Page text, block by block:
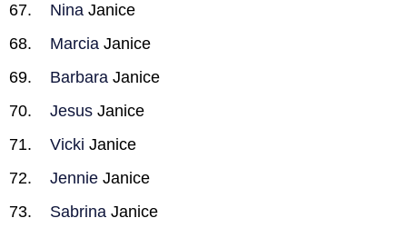
Nina Janice
Marcia Janice
Barbara Janice
Jesus Janice
Vicki Janice
Jennie Janice
Sabrina Janice